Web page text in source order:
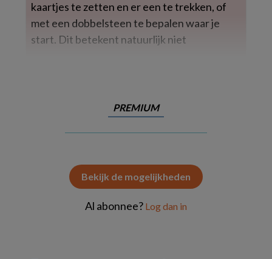
kaartjes te zetten en er een te trekken, of
met een dobbelsteen te bepalen waar je
start. Dit betekent natuurlijk niet
PREMIUM
Bekijk de mogelijkheden
Al abonnee? Log dan in